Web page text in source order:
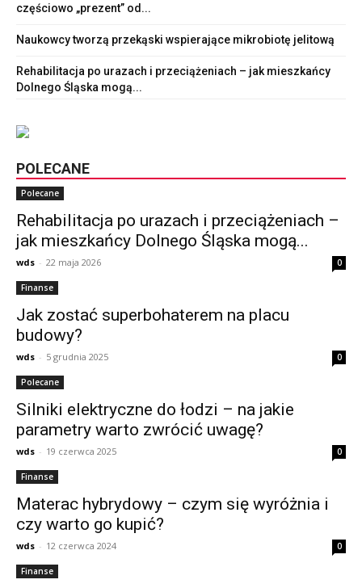
częściowo „prezent” od...
Naukowcy tworzą przekąski wspierające mikrobiotę jelitową
Rehabilitacja po urazach i przeciążeniach – jak mieszkańcy
Dolnego Śląska mogą...
POLECANE
Polecane
Rehabilitacja po urazach i przeciążeniach –
jak mieszkańcy Dolnego Śląska mogą...
wds - 22 maja 2026 0
Finanse
Jak zostać superbohaterem na placu
budowy?
wds - 5 grudnia 2025 0
Polecane
Silniki elektryczne do łodzi – na jakie
parametry warto zwrócić uwagę?
wds - 19 czerwca 2025 0
Finanse
Materac hybrydowy – czym się wyróżnia i
czy warto go kupić?
wds - 12 czerwca 2024 0
Finanse